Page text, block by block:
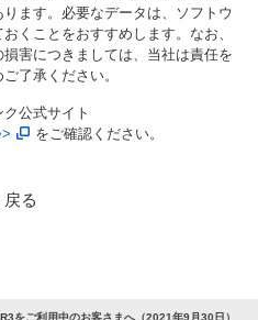
ます。必要なデータは、ソフトウ
くことをおすすめします。なお、
害につきましては、当社は責任を
了承ください。
公式サイト
をご確認ください。
戻る
をご利用中のお客さまへ（2021年9月30日）